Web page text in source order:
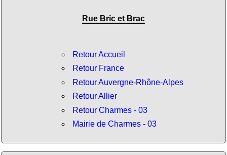
Rue Bric et Brac
Retour Accueil
Retour France
Retour Auvergne-Rhône-Alpes
Retour Allier
Retour Charmes - 03
Mairie de Charmes - 03